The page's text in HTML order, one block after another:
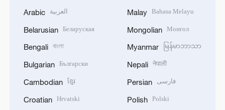
Arabic العربية
Belarusian Беларуская
Bengali বাংলা
Bulgarian Български
Cambodian ខ្មែរ
Croatian Hrvatski
Malay Bahasa Melayu
Mongolian Монгол
Myanmar မြန်မာဘာသာ
Nepali नेपाली
Persian فارسی
Polish Polski